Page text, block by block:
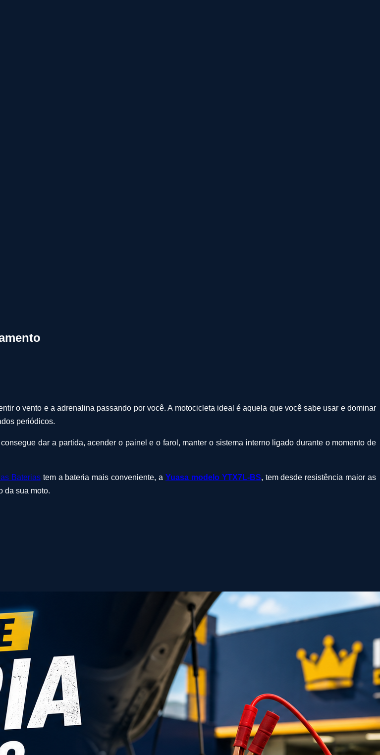
o vento e a adrenalina passando por você. A motocicleta ideal é aquela que você sabe usar e dominar
periódicos.
dar a partida, acender o painel e o farol, manter o sistema interno ligado durante o momento de
Bateriastem a bateria mais conveniente, a Yuasa modelo YTX7L-BS, tem desde resistência maior as
da sua moto.